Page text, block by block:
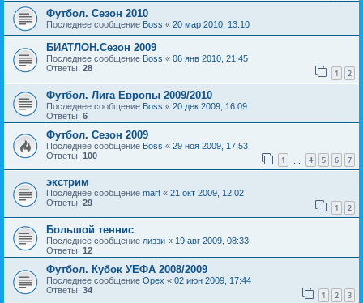
Футбол. Сезон 2010
Последнее сообщение Boss « 20 мар 2010, 13:10
БИАТЛОН.Сезон 2009
Последнее сообщение Boss « 06 янв 2010, 21:45
Ответы: 28 1 2
Футбол. Лига Европы 2009/2010
Последнее сообщение Boss « 20 дек 2009, 16:09
Ответы: 6
Футбол. Сезон 2009
Последнее сообщение Boss « 29 ноя 2009, 17:53
Ответы: 100 1 4 5 6 7
экстрим
Последнее сообщение mart « 21 окт 2009, 12:02
Ответы: 29 1 2
Большой теннис
Последнее сообщение лиззи « 19 авг 2009, 08:33
Ответы: 12
Футбол. Кубок УЕФА 2008/2009
Последнее сообщение Орех « 02 июн 2009, 17:44
Ответы: 34 1 2 3